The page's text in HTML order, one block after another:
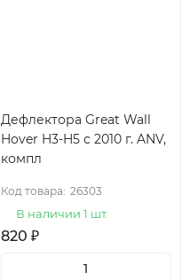
Дефлектора Great Wall
Hover H3-H5 с 2010 г. ANV,
компл
Код товара: 26303
В наличии 1 шт.
820 ₽